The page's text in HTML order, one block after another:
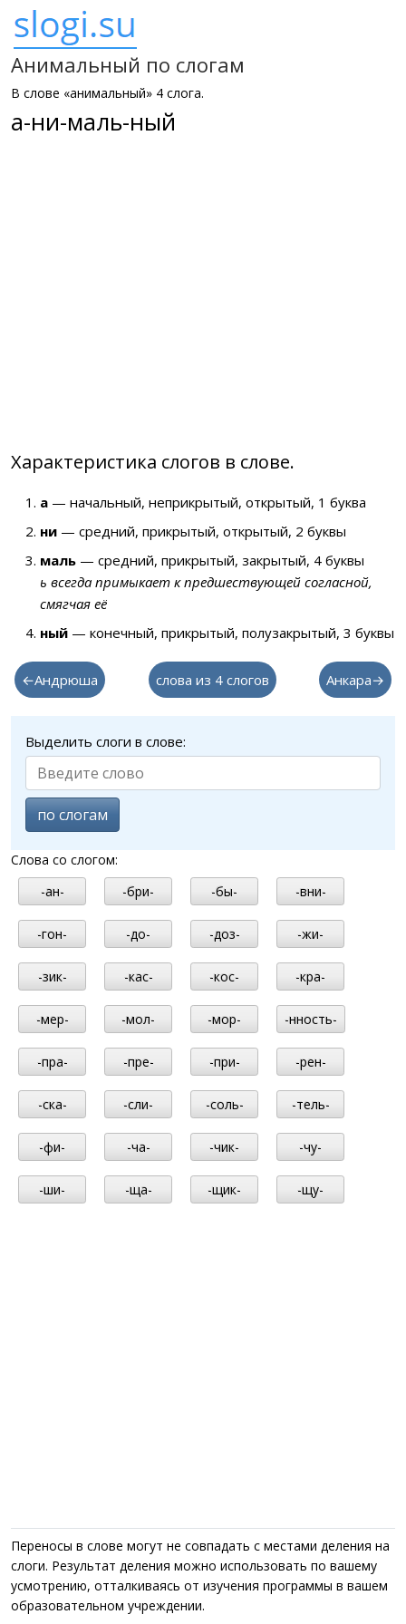
Анимальный по слогам
В слове «анимальный» 4 слога.
а-ни-маль-ный
Характеристика слогов в слове.
а — начальный, неприкрытый, открытый, 1 буква
ни — средний, прикрытый, открытый, 2 буквы
маль — средний, прикрытый, закрытый, 4 буквы
ь всегда примыкает к предшествующей согласной,
смягчая её
ный — конечный, прикрытый, полузакрытый, 3 буквы
←Андрюша слова из 4 слогов Анкара→
Выделить слоги в слове:
по слогам
Слова со слогом:
-ан-
-бри- -бы- -вни-
-гон- -до- -доз- -жи-
-зик- -кас- -кос- -кра-
-мер- -мол- -мор- -нность-
-пра- -пре- -при- -рен-
-ска- -сли- -соль- -тель-
-фи- -ча- -чик- -чу-
-ши- -ща- -щик- -щу-
Переносы в слове могут не совпадать с местами деления на
слоги. Результат деления можно использовать по вашему
усмотрению, отталкиваясь от изучения программы в вашем
образовательном учреждении.